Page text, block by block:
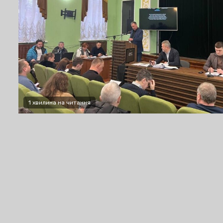
1 хвилина на читання